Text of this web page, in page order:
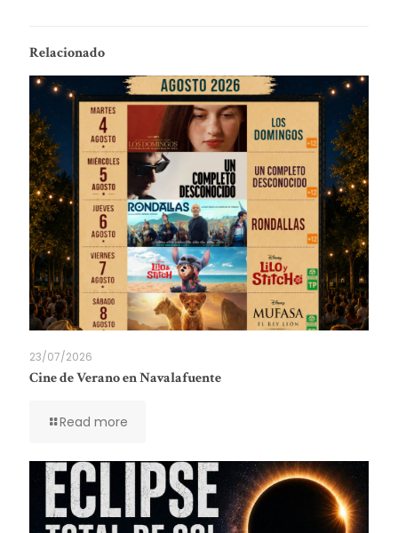
Relacionado
23/07/2026
Cine de Verano en Navalafuente
Read more